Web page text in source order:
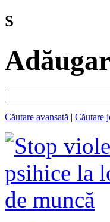
s
Căutare avansată | Căutare